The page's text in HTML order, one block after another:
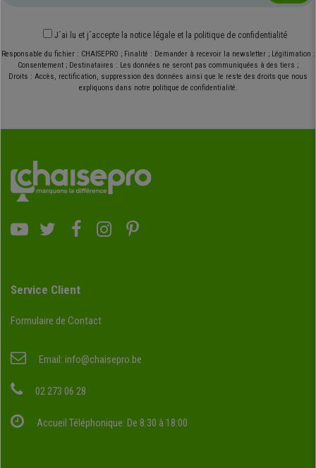
J´ai lu et j´accepte la notice légale et la politique de confidentialité
Responsable du fichier : CHAISEPRO ; Finalité : Demander à recevoir la newsletter ; Légitimation :
Consentement ; Destinataires : Les données ne seront pas communiquées à des tiers ;
Droits : Accès, rectification, suppression des données ainsi que le reste des droits que nous
expliquons dans notre politique de confidentialité.
Service Client
Formulaire de Contact
Email: info@chaisepro.be
02 273 06 28
Accueil Téléphonique: De 8:30 à 18:00